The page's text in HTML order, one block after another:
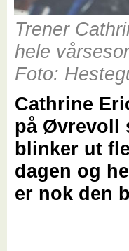
Trener
hele
Foto:
Cathrine
på Øvrevoll
blinker ut
dagen og
er nok den